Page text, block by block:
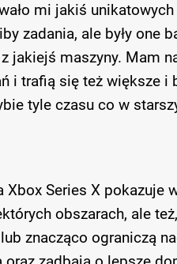
mi jakiś
zadania, ale były one
jakiejś maszyny. Mam
i trafią się też większe
tyle czasu co w
Xbox Series X pokazuje
obszarach, ale
znacząco ograniczą